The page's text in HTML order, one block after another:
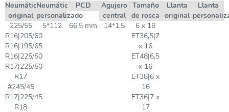
Neumático
original
Neumático
personalizado
PCD
Agujero
central
Tamaño
de rosca
Llanta
original
Llanta
225/55
R16|205/60
R16|195/65
R16|225/50
R17|225/50
R17
#245/45
R17|225/45
R18
5*112 66,5 mm 14*1,5
6 x 16
ET36,5|7
x 16
ET48|6,5
x 16
ET38|6 x
16
ET36|7 x
17